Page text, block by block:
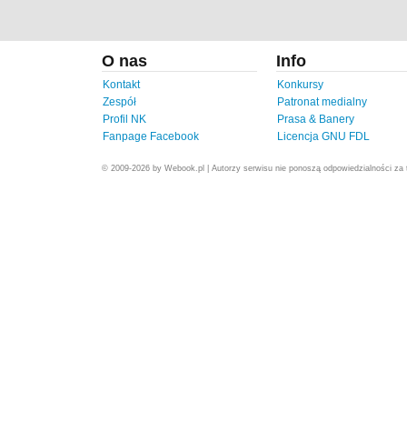
O nas
Kontakt
Zespół
Profil NK
Fanpage Facebook
Info
Konkursy
Patronat medialny
Prasa & Banery
Licencja GNU FDL
© 2009-2026 by Webook.pl | Autorzy serwisu nie ponoszą odpowiedzialności